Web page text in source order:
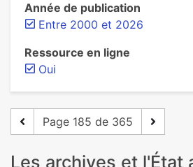
Année de publication
Entre 2000 et 2026
Ressource en ligne
Oui
Page 185 de 365
Les archives et l'État